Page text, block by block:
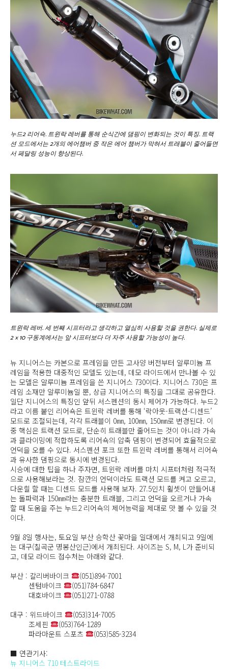
누드2 리어쇽. 트윈락 레버를 통해 순식간에 댐핑이 변화되는 것이 특징. 트랙
션 모드에서는 2개의 에어챔버 중 작은 에어 챔버가 막혀서 트래블이 줄어들면
서 페달링 성능이 향상된다.
트윈락 레버. 세 번째 시프터라고 생각하고 열심히 사용할 것을 권한다. 실제로
2 × 10 구동계에서는 앞 시프터보다 더 자주 사용할 가능성이 높다.
뉴 지니어스는 카본으로 프레임을 만든 고사양 버전부터 알루미늄 프
레임을 적용한 대중적인 모델도 있는데, 데모 라이드에서 만나볼 수 있
는 모델은 알루미늄 프레임을 쓴 지니어스 730이다. 지니어스 730은 프
레임 소재만 알루미늄일 뿐, 상급 지니어스의 특징을 그대로 공유한다.
일단 지니어스의 특징인 앞뒤 서스펜션의 동시 제어가 가능하다. 누드2
라고 이름 붙인 리어쇽은 트윈락 레버를 통해 ‘락아웃-트랙션-디센드’
모드로 조절되는데, 각각 트래블이 0㎜, 100㎜, 150㎜로 변경된다. 이
중 핵심은 트랙션 모드로, 단순히 트래블만 줄어드는 것이 아니라 가속
과 클라이밍에 적합하도록 리어쇽의 압축 댐핑이 변경되어 효율적으로
언덕을 오를 수 있다. 서스펜션 포크 또한 트윈락 레버를 통해서 리어쇽
과 유사한 댐핑으로 동시에 변경된다.
시승에 대한 팁을 하나 주자면, 트윈락 레버를 마치 시프터처럼 적극적
으로 사용해보라는 것. 잠깐의 언덕이라도 트랙션 모드를 켜고 오르고,
다운힐 할 때는 디센드 모드를 사용해 보자. 27.5인치 휠셋이 만들어내
는 돌파력과 150㎜라는 충분한 트래블, 그리고 언덕을 오르거나 가속
할 때 도움을 주는 누드2 리어쇽의 제어능력을 제대로 맛 볼 수 있을 것
이다.
9월 8일 행사는, 토요일 부산 승학산 꽃마을 일대에서 개최되고 9일에
는 대구(칠곡군 명봉산인근)에서 개최된다. 사이즈는 S, M, L가 준비되
고, 데모 라이드 접수처는 아래와 같다.
부산 : 칼리버바이크
(051)894-7001
센텀바이크
(051)784-6847
대호바이크
(051)271-0788
대구 : 위드바이크
(053)314-7005
조세핀
(053)764-1289
파라마운트 스포츠
(053)585-3234
■ 연관기사:
뉴 지니어스 710 테스트라이드